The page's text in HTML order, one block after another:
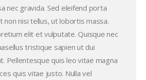
nec gravida. Sed eleifend porta
non nisi tellus, ut lobortis massa.
elit et vulputate. Quisque nec
tristique sapien ut dui
Pellentesque quis leo vitae magna
quis vitae justo. Nulla vel